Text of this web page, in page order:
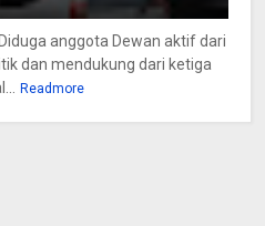
anggota Dewan aktif dari
dan mendukung dari ketiga
Readmore